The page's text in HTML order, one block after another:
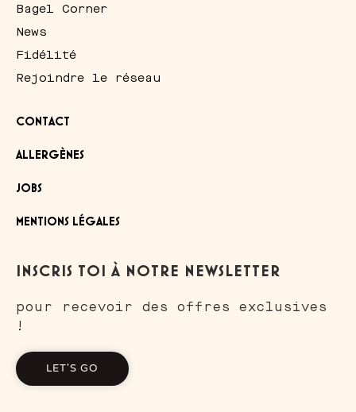
Bagel Corner
News
Fidélité
Rejoindre le réseau
CONTACT
ALLERGÈNES
JOBS
MENTIONS LÉGALES
INSCRIS TOI À NOTRE NEWSLETTER
pour recevoir des offres exclusives
!
LET'S GO